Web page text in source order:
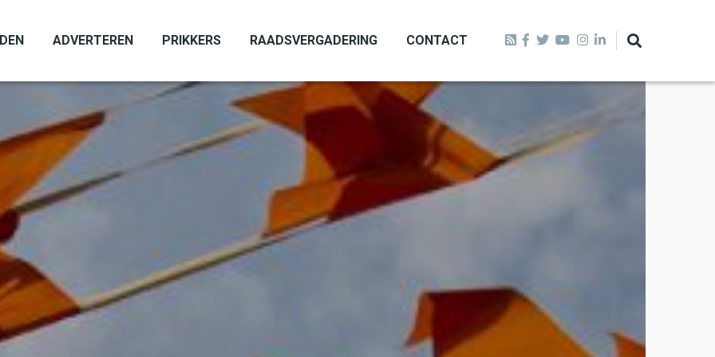
ADVERTEREN PRIKKERS RAADSVERGADERING CONTACT